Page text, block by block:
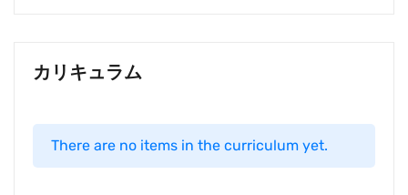
カリキュラム
There are no items in the curriculum yet.